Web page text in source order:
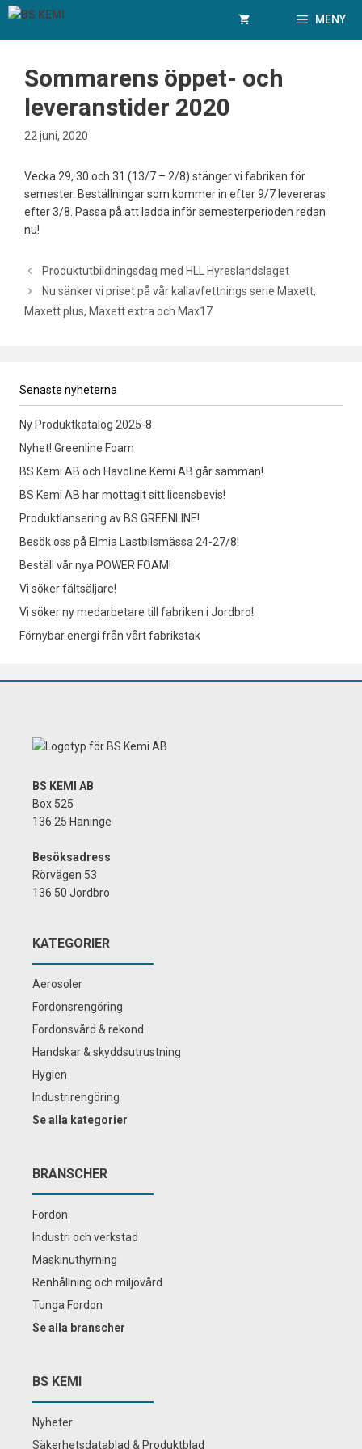
Hoppa
innehåll
MENY
Sommarens öppet- och
leveranstider 2020
22 juni, 2020
Vecka 29, 30 och 31 (13/7 – 2/8) stänger vi fabriken för
semester. Beställningar som kommer in efter 9/7 levereras
efter 3/8. Passa på att ladda inför semesterperioden redan
nu!
Inläggsnavigering
Produktutbildningsdag med HLL Hyreslandslaget
Nu sänker vi priset på vår kallavfettnings serie Maxett,
Maxett plus, Maxett extra och Max17
Senaste nyheterna
Ny Produktkatalog 2025-8
Nyhet! Greenline Foam
BS Kemi AB och Havoline Kemi AB går samman!
BS Kemi AB har mottagit sitt licensbevis!
Produktlansering av BS GREENLINE!
Besök oss på Elmia Lastbilsmässa 24-27/8!
Beställ vår nya POWER FOAM!
Vi söker fältsäljare!
Vi söker ny medarbetare till fabriken i Jordbro!
Förnybar energi från vårt fabrikstak
BS KEMI AB
Box 525
136 25 Haninge
Besöksadress
Rörvägen 53
136 50 Jordbro
KATEGORIER
Aerosoler
Fordonsrengöring
Fordonsvård & rekond
Handskar & skyddsutrustning
Hygien
Industrirengöring
Se alla kategorier
BRANSCHER
Fordon
Industri och verkstad
Maskinuthyrning
Renhållning och miljövård
Tunga Fordon
Se alla branscher
BS KEMI
Nyheter
Säkerhetsdatablad & Produktblad